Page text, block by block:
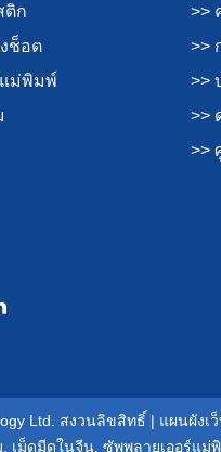
ติก
ช็อต
ม่พิมพ์
>>
>>
>>
>>
>>
Ltd. สงวนลิขสิทธิ์ | แผนผังเ
เม็ดมีดในจีน ซัพพลายเออร์แม่